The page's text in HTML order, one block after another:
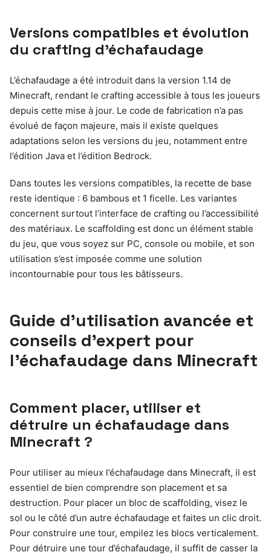
Versions compatibles et évolution
du crafting d’échafaudage
L’échafaudage a été introduit dans la version 1.14 de
Minecraft, rendant le crafting accessible à tous les joueurs
depuis cette mise à jour. Le code de fabrication n’a pas
évolué de façon majeure, mais il existe quelques
adaptations selon les versions du jeu, notamment entre
l’édition Java et l’édition Bedrock.
Dans toutes les versions compatibles, la recette de base
reste identique : 6 bambous et 1 ficelle. Les variantes
concernent surtout l’interface de crafting ou l’accessibilité
des matériaux. Le scaffolding est donc un élément stable
du jeu, que vous soyez sur PC, console ou mobile, et son
utilisation s’est imposée comme une solution
incontournable pour tous les bâtisseurs.
Guide d’utilisation avancée et
conseils d’expert pour
l’échafaudage dans Minecraft
Comment placer, utiliser et
détruire un échafaudage dans
Minecraft ?
Pour utiliser au mieux l’échafaudage dans Minecraft, il est
essentiel de bien comprendre son placement et sa
destruction. Pour placer un bloc de scaffolding, visez le
sol ou le côté d’un autre échafaudage et faites un clic droit.
Pour construire une tour, empilez les blocs verticalement.
Pour détruire une tour d’échafaudage, il suffit de casser la